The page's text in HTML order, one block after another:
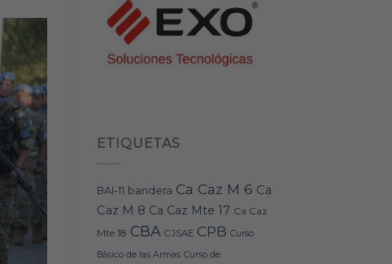
ETIQUETAS
BAI-11 bandera Ca Caz M 6 Ca
Caz M 8 Ca Caz Mte 17 Ca Caz
Mte 18 CBA CJSAE CPB Curso
Básico de las Armas Curso de